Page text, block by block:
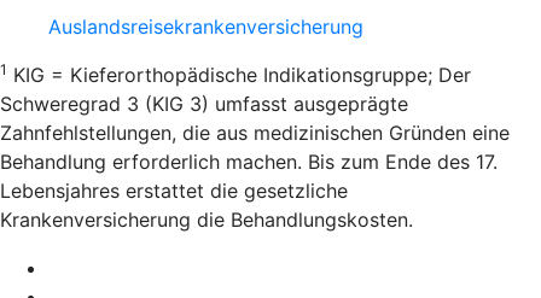
Auslandsreisekrankenversicherung
1 KIG = Kieferorthopädische Indikationsgruppe; Der
Schweregrad 3 (KIG 3) umfasst ausgeprägte
Zahnfehlstellungen, die aus medizinischen Gründen eine
Behandlung erforderlich machen. Bis zum Ende des 17.
Lebensjahres erstattet die gesetzliche
Krankenversicherung die Behandlungskosten.